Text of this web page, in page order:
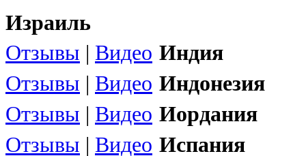
Израиль
Отзывы | Видео Индия
Отзывы | Видео Индонезия
Отзывы | Видео Иордания
Отзывы | Видео Испания